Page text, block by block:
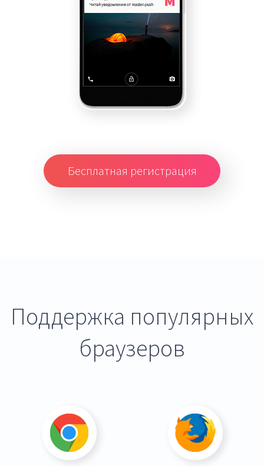
Бесплатная регистрация
Поддержка популярных
браузеров